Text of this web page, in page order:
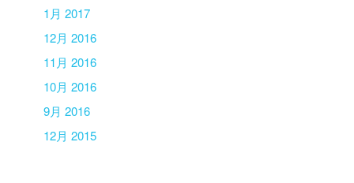
1月 2017
12月 2016
11月 2016
10月 2016
9月 2016
12月 2015